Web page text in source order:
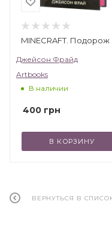
MINECRAFT. Подорож
Джейсон Фрайд
Artbooks
В наличии
400 грн
В КОРЗИНУ
ВЕРНУТЬСЯ В